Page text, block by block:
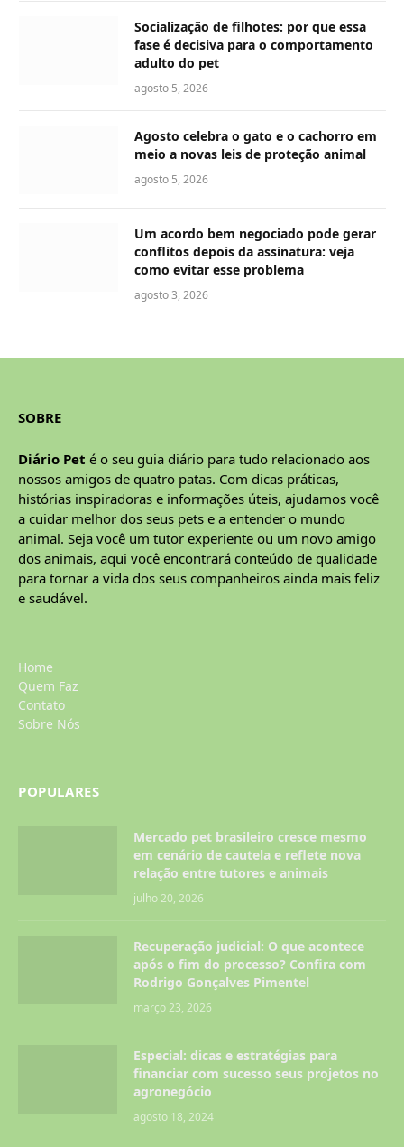
Socialização de filhotes: por que essa
fase é decisiva para o comportamento
adulto do pet
agosto 5, 2026
Agosto celebra o gato e o cachorro em
meio a novas leis de proteção animal
agosto 5, 2026
Um acordo bem negociado pode gerar
conflitos depois da assinatura: veja
como evitar esse problema
agosto 3, 2026
SOBRE
Diário Pet é o seu guia diário para tudo relacionado aos
nossos amigos de quatro patas. Com dicas práticas,
histórias inspiradoras e informações úteis, ajudamos você
a cuidar melhor dos seus pets e a entender o mundo
animal. Seja você um tutor experiente ou um novo amigo
dos animais, aqui você encontrará conteúdo de qualidade
para tornar a vida dos seus companheiros ainda mais feliz
e saudável.
Home
Quem Faz
Contato
Sobre Nós
POPULARES
Mercado pet brasileiro cresce mesmo
em cenário de cautela e reflete nova
relação entre tutores e animais
julho 20, 2026
Recuperação judicial: O que acontece
após o fim do processo? Confira com
Rodrigo Gonçalves Pimentel
março 23, 2026
Especial: dicas e estratégias para
financiar com sucesso seus projetos no
agronegócio
agosto 18, 2024